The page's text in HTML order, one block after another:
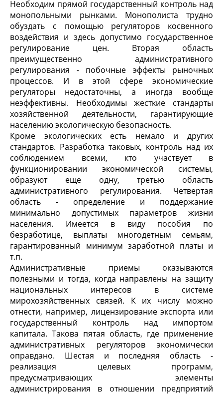
Необходим прямой государственный контроль над
монопольными рынками. Монополиста трудно
обуздать с помощью регуляторов косвенного
воздействия и здесь допустимо государственное
регулирование цен. Вторая область
преимущественно административного
регулирования - побочные эффекты рыночных
процессов. И в этой сфере экономические
регуляторы недостаточны, а иногда вообще
неэффективны. Необходимы жесткие стандарты
хозяйственной деятельности, гарантирующие
населению экологическую безопасность.
Кроме экологических есть немало и других
стандартов. Разработка таковых, контроль над их
соблюдением всеми, кто участвует в
функционировании экономической системы,
образуют еще одну, третью область
административного регулирования. Четвертая
область - определение и поддержание
минимально допустимых параметров жизни
населения. Имеется в виду пособия по
безработице, выплаты многодетным семьям,
гарантированный минимум заработной платы и
т.п.
Административные приемы оказываются
полезными и тогда, когда направлены на защиту
национальных интересов в системе
мирохозяйственных связей. К их числу можно
отнести, например, лицензирование экспорта или
государственный контроль над импортом
капитала. Такова пятая область, где применение
административных регуляторов экономически
оправдано. Шестая и последняя область -
реализация целевых программ,
предусматривающих элементы
администрирования в отношении предприятий